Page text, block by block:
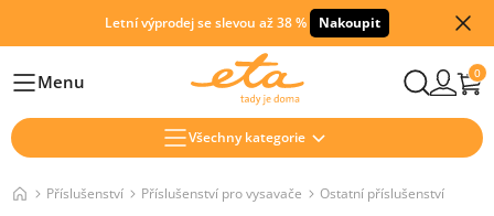
Letní výprodej se slevou až 38 % Nakoupit
HlavníMenu 0
Všechny kategorie
Příslušenství Příslušenství pro vysavače Ostatní příslušenství